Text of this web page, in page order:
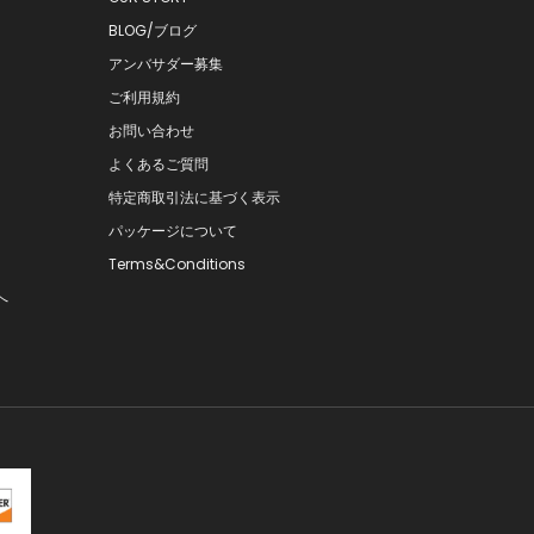
BLOG/ブログ
アンバサダー募集
ご利用規約
お問い合わせ
よくあるご質問
特定商取引法に基づく表示
パッケージについて
Terms&Conditions